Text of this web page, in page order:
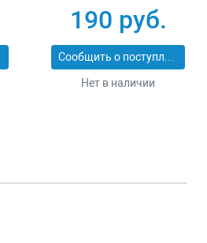
190 руб.
Сообщить о поступлении
Нет в наличии